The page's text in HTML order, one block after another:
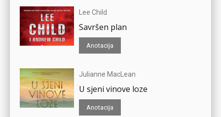
Lee Child
Savršen plan
Anotacija
Julianne MacLean
U sjeni vinove loze
Anotacija